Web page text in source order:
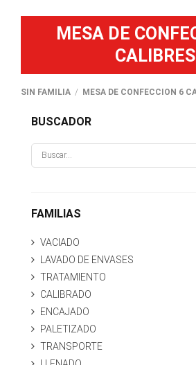
MESA DE
CALIBRES
SIN FAMILIA MESA DE CONFECCION 6
BUSCADOR
FAMILIAS
VACIADO
LAVADO DE ENVASES
TRATAMIENTO
CALIBRADO
ENCAJADO
PALETIZADO
TRANSPORTE